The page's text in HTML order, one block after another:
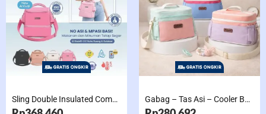
Sling Double Insulated Compartment Cappucino Black, Creamy, Salem, Chocolate Gabag – Tas Asi – Cooler Bag Sling Single Compartment Mint Grape Bubble